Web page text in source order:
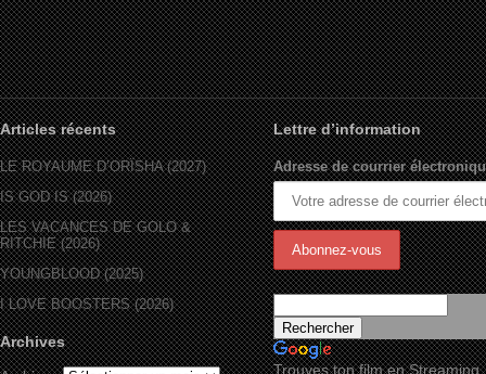
Articles récents
LE ROYAUME D’ORÏSHA (2027)
IS GOD IS (2026)
LES VACANCES DE GOLO &
RITCHIE (2026)
YOUNGBLOOD (2025)
I LOVE BOOSTERS (2026)
Archives
Lettre d’information
Adresse de courrier
Trouves ton film en Streaming